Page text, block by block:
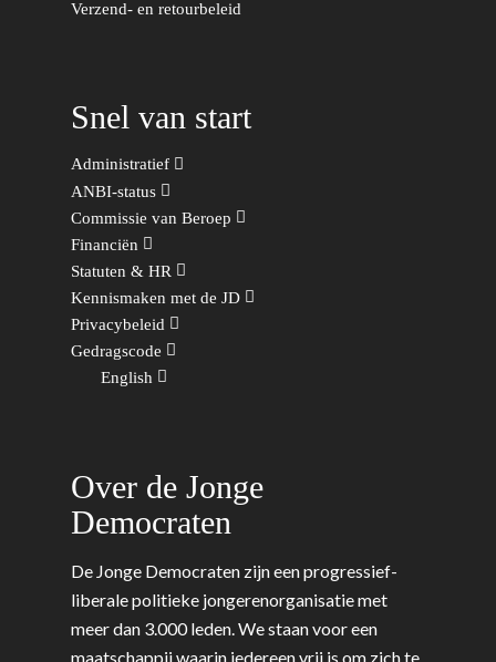
Verzend- en retourbeleid
Snel van start
Administratief
ANBI-status
Commissie van Beroep
Financiën
Statuten & HR
Kennismaken met de JD
Privacybeleid
Gedragscode
English
Over de Jonge
Democraten
De Jonge Democraten zijn een progressief-
liberale politieke jongerenorganisatie met
meer dan 3.000 leden. We staan voor een
maatschappij waarin iedereen vrij is om zich te